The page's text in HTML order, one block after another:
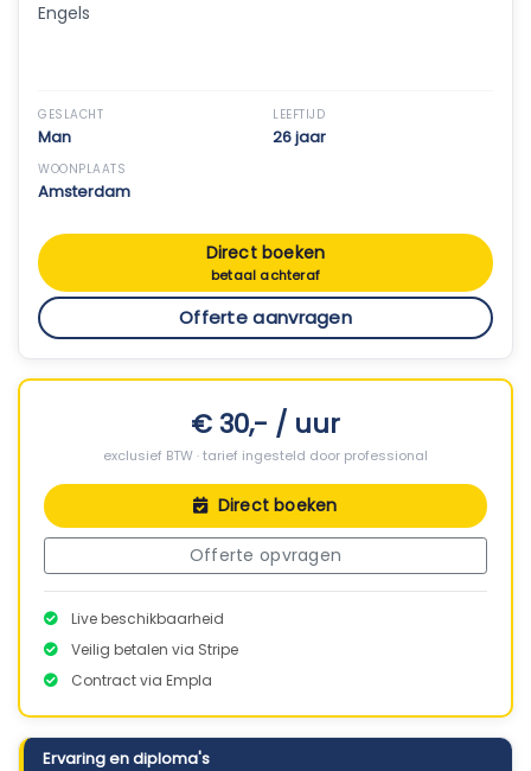
Engels
GESLACHT
Man
LEEFTIJD
26 jaar
WOONPLAATS
Amsterdam
Direct boeken
betaal achteraf
Offerte aanvragen
€ 30,- / uur
exclusief BTW · tarief ingesteld door professional
Direct boeken
Offerte opvragen
Live beschikbaarheid
Veilig betalen via Stripe
Contract via Empla
Ervaring en diploma's